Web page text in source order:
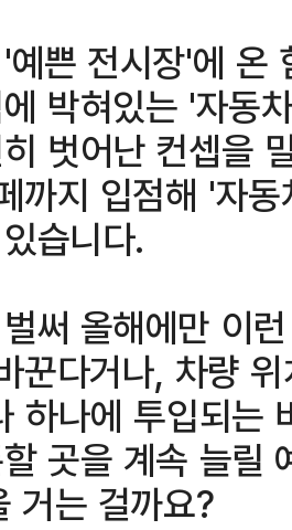
쁜 전시장'에 온
박혀있는 '자동
벗어난 컨셉을
까지 입점해 '자
습니다.
써 올해에만 이
꾼다거나, 차량
하나에 투입되는
곳을 계속 늘릴
거는 걸까요?